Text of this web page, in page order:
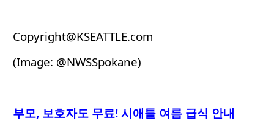
Copyright@KSEATTLE.com
(Image: @NWSSpokane)
부모, 보호자도 무료! 시애틀 여름 급식 안내